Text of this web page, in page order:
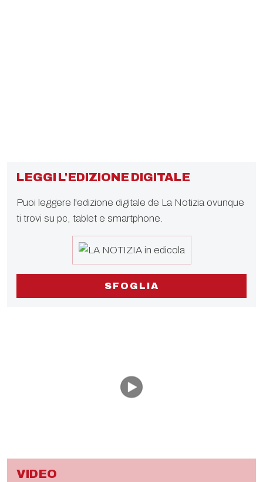
LEGGI L'EDIZIONE DIGITALE
Puoi leggere l'edizione digitale de La Notizia ovunque
ti trovi su pc, tablet e smartphone.
SFOGLIA
VIDEO